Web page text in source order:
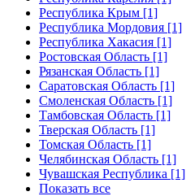
Республика Крым [1]
Республика Мордовия [1]
Республика Хакасия [1]
Ростовская Область [1]
Рязанская Область [1]
Саратовская Область [1]
Смоленская Область [1]
Тамбовская Область [1]
Тверская Область [1]
Томская Область [1]
Челябинская Область [1]
Чувашская Республика [1]
Показать все